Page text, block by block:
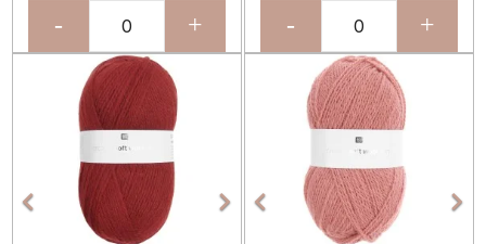
- + - +

Précédent
 
Précédent
